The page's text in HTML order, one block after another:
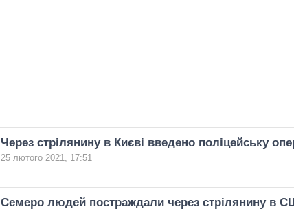
Через стрілянину в Києві введено поліцейську
25 лютого 2021, 17:51
Семеро людей постраждали через стрілянину в